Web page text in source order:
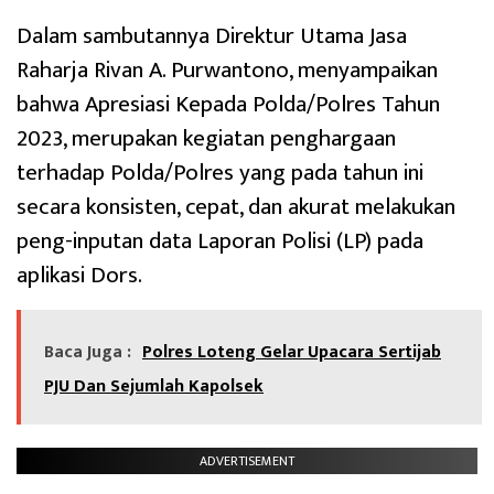
Dalam sambutannya Direktur Utama Jasa
Raharja Rivan A. Purwantono, menyampaikan
bahwa Apresiasi Kepada Polda/Polres Tahun
2023, merupakan kegiatan penghargaan
terhadap Polda/Polres yang pada tahun ini
secara konsisten, cepat, dan akurat melakukan
peng-inputan data Laporan Polisi (LP) pada
aplikasi Dors.
Baca Juga : Polres Loteng Gelar Upacara Sertijab
PJU Dan Sejumlah Kapolsek
ADVERTISEMENT